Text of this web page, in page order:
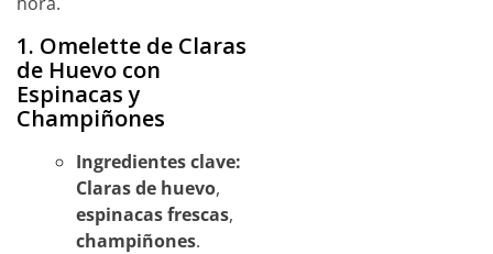
1. Omelette de Claras
de Huevo con
Espinacas y
Champiñones
Ingredientes clave:
Claras de huevo,
espinacas frescas,
champiñones.